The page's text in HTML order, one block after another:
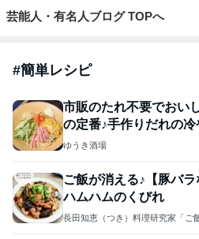
芸能人・有名人ブログ TOPへ
#簡単レシピ
市販のたれ不要でおい
の定番♪手作りだれの冷
ゆうき酒場
ご飯が消える♪【豚バ
ハムハムのくびれ
長田知恵（つき）料理研究家「ご